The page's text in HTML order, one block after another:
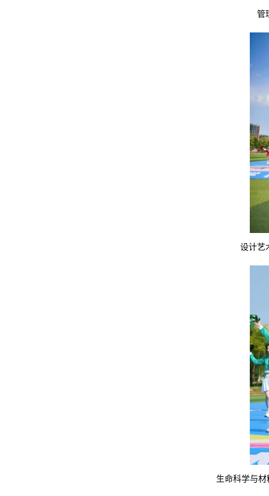
管
设计艺
生命科学与